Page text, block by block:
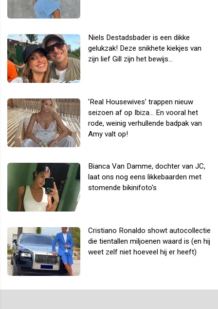
Niels Destadsbader is een dikke
gelukzak! Deze snikhete kiekjes van
zijn lief Gill zijn het bewijs...
'Real Housewives' trappen nieuw
seizoen af op Ibiza... En vooral het
rode, weinig verhullende badpak van
Amy valt op!
Bianca Van Damme, dochter van JC,
laat ons nog eens likkebaarden met
stomende bikinifoto's
Cristiano Ronaldo showt autocollectie
die tientallen miljoenen waard is (en hij
weet zelf niet hoeveel hij er heeft)